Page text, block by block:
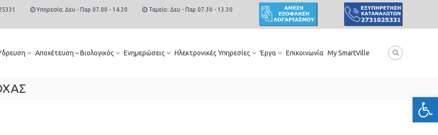
Υπηρεσία: Δευ - Παρ 07.00 - 14.30 Ταμείο: Δευ - Παρ 07.30 - 13.30
Αποχέτευση – Βιολογικός Ενημερώσεις Ηλεκτρονικές Υπηρεσίες Έργα Επικοινωνία My SmartVille